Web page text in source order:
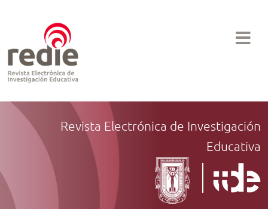
Revista Electrónica de Investigación
Educativa